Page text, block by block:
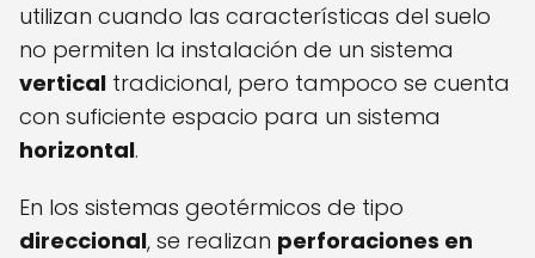
utilizan cuando las características del suelo
no permiten la instalación de un sistema
vertical tradicional, pero tampoco se cuenta
con suficiente espacio para un sistema
horizontal.
En los sistemas geotérmicos de tipo
direccional, se realizan perforaciones en